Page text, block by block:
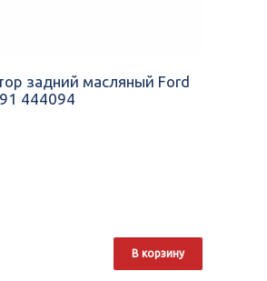
задний масляный Ford
444094
В корзину